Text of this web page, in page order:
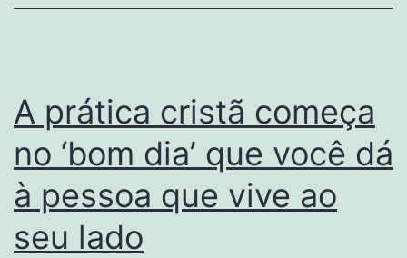
por
campo
vai
à
Suprema
A prática cristã começa
no ‘bom dia’ que você dá
à pessoa que vive ao
seu lado